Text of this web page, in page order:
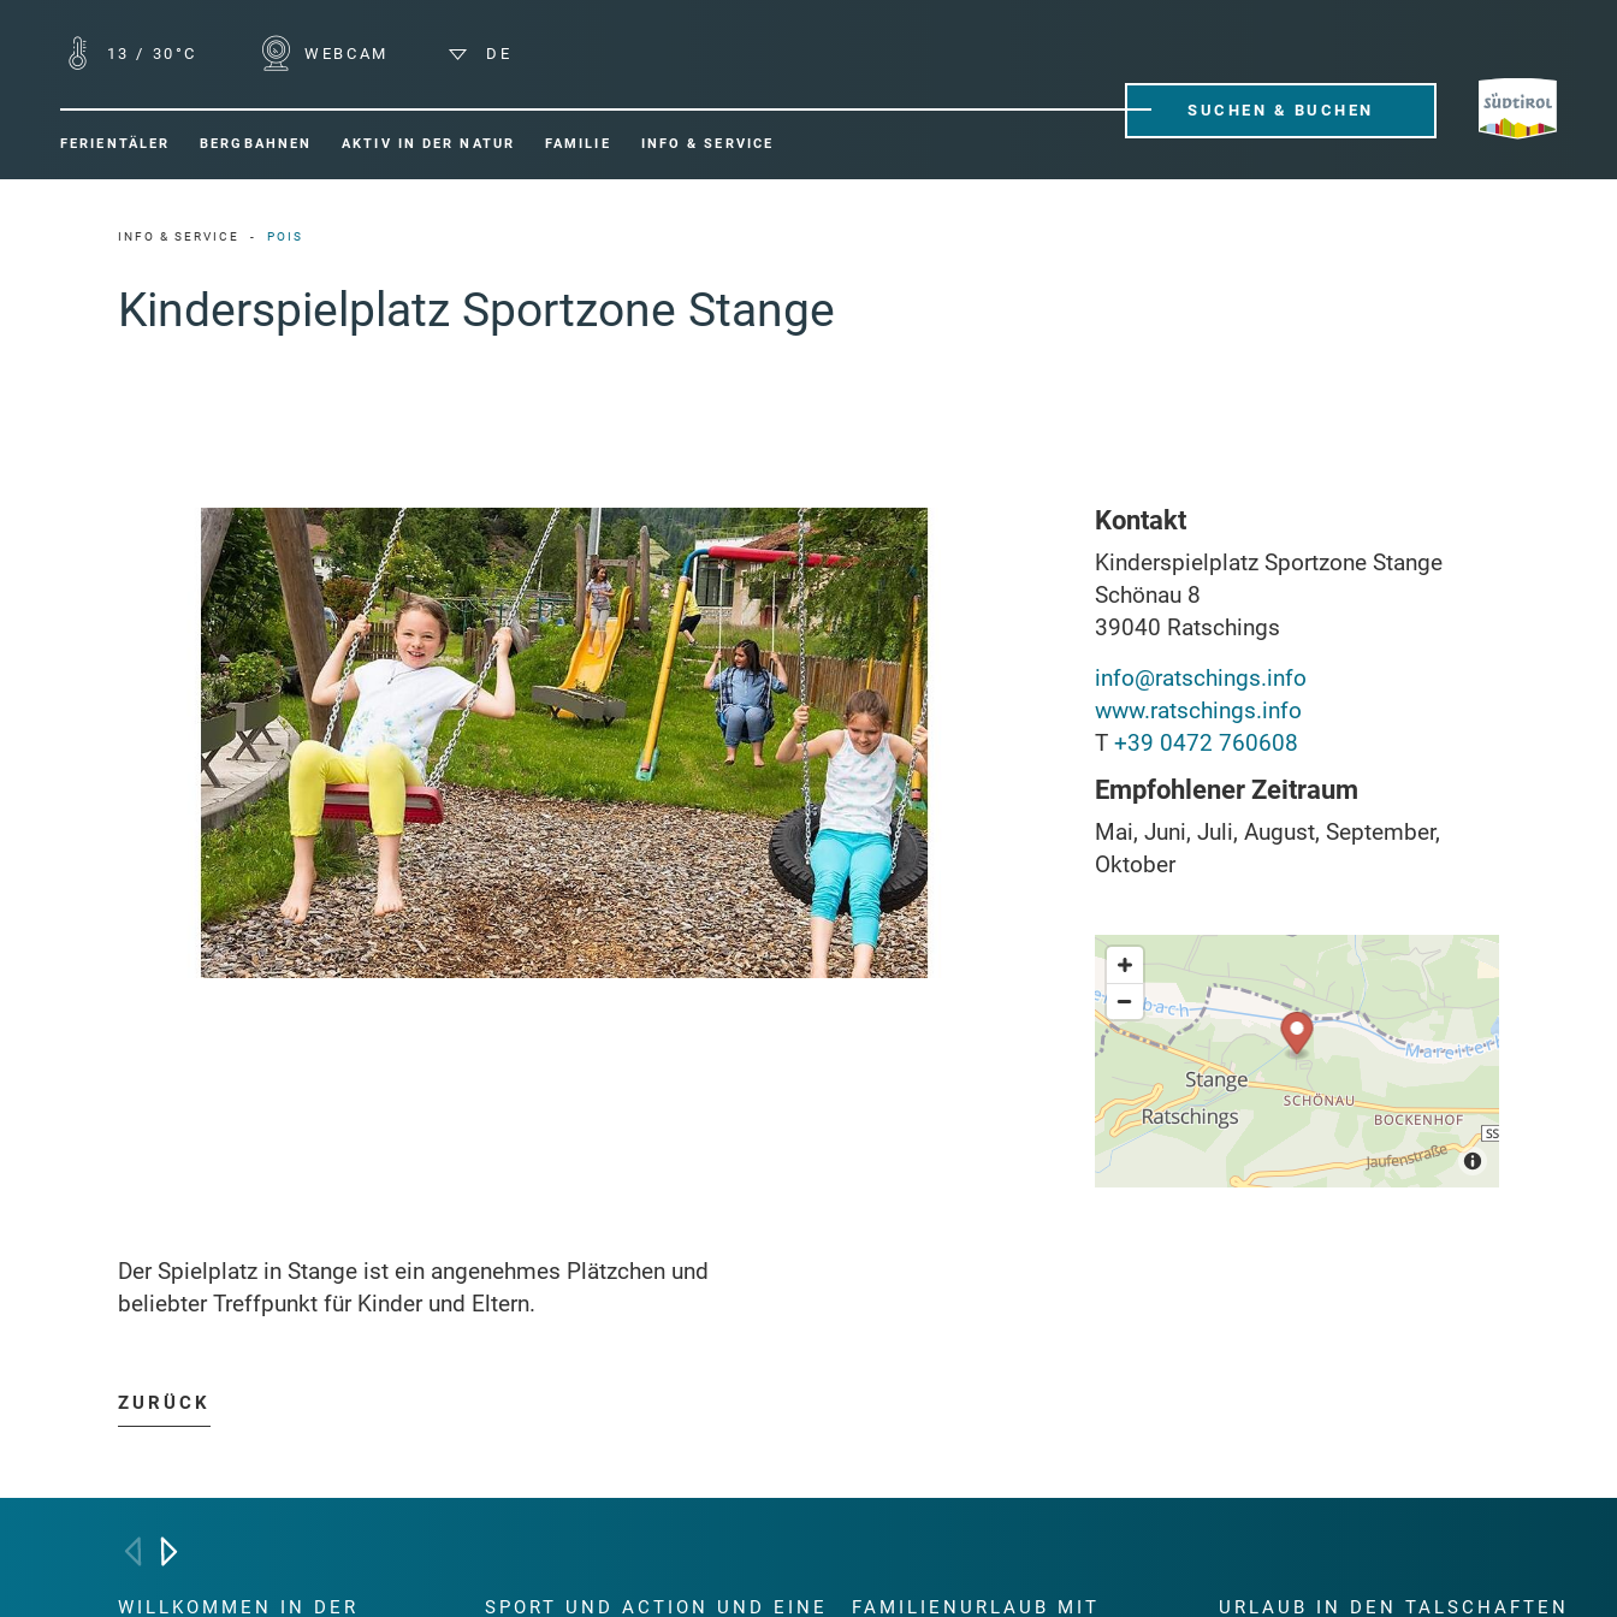
13 / 30°C WEBCAM DE
FERIENTÄLER BERGBAHNEN AKTIV IN DER NATUR FAMILIE INFO & SERVICE
SUCHEN & BUCHEN
INFO & SERVICE POIS
Kinderspielplatz Sportzone Stange
Kontakt
Kinderspielplatz Sportzone Stange
Schönau 8
39040 Ratschings
info@ratschings.info
www.ratschings.info
T +39 0472 760608
Empfohlener Zeitraum
Mai, Juni, Juli, August, September,
Oktober
Der Spielplatz in Stange ist ein angenehmes Plätzchen und
beliebter Treffpunkt für Kinder und Eltern.
ZURÜCK
WILLKOMMEN IN DER
SPORT UND ACTION UND EINE
FAMILIENURLAUB MIT
URLAUB IN DEN TALSCHAFTEN